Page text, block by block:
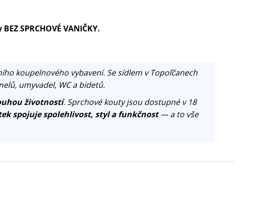
SPRCHOVÉ VANIČKY.
koupelnového vybavení. Se sídlem v Topoľčanech
umyvadel, WC a bidetů.
životností. Sprchové kouty jsou dostupné v 18
spojuje spolehlivost, styl a funkčnost— a to vše